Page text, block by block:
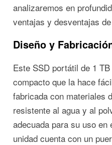
analizaremos en
ventajas y desventajas
Diseño y
Este SSD portátil de 1
compacto que la hace
fabricada con materiales
resistente al agua y al
adecuada para su uso
unidad cuenta con un